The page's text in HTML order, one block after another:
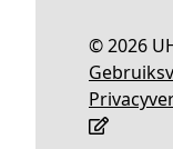
© 2026